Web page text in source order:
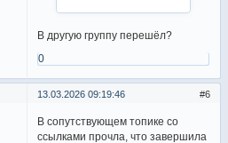
В другую группу перешёл?
0
6
13.03.2026 09:19:46
В сопутствующем топике со
ссылками прочла, что завершила